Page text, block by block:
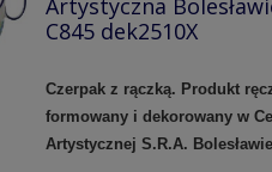
C845 dek2510X
Czerpak z rączką. Produkt
formowany i dekorowany w
Artystycznej S.R.A.